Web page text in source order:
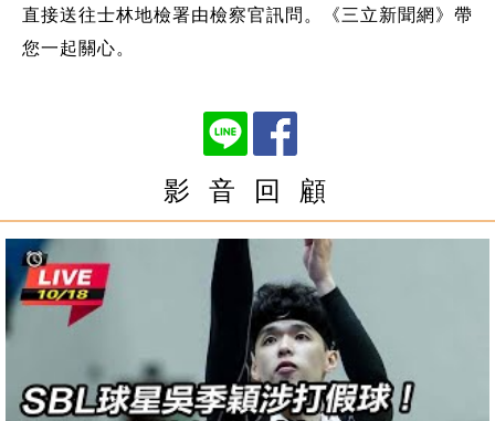
直接送往士林地檢署由檢察官訊問。《三立新聞網》帶
您一起關心。
影 音 回 顧